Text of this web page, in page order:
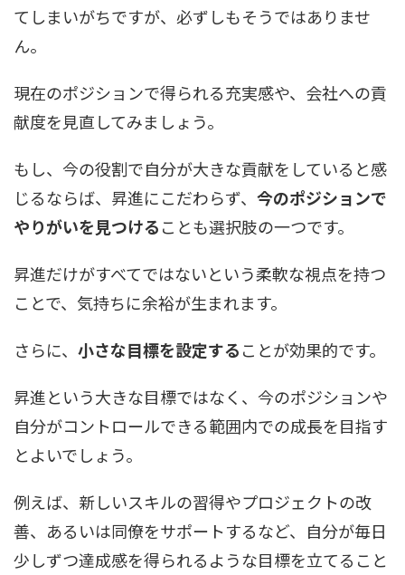
てしまいがちですが、必ずしもそうではありませ
ん。
現在のポジションで得られる充実感や、会社への貢
献度を見直してみましょう。
もし、今の役割で自分が大きな貢献をしていると感
じるならば、昇進にこだわらず、 今のポジションで
やりがいを見つけることも選択肢の一つです。
昇進だけがすべてではないという柔軟な視点を持つ
ことで、気持ちに余裕が生まれます。
さらに、 小さな目標を設定することが効果的です。
昇進という大きな目標ではなく、今のポジションや
自分がコントロールできる範囲内での成長を目指す
とよいでしょう。
例えば、新しいスキルの習得やプロジェクトの改
善、あるいは同僚をサポートするなど、自分が毎日
少しずつ達成感を得られるような目標を立てること